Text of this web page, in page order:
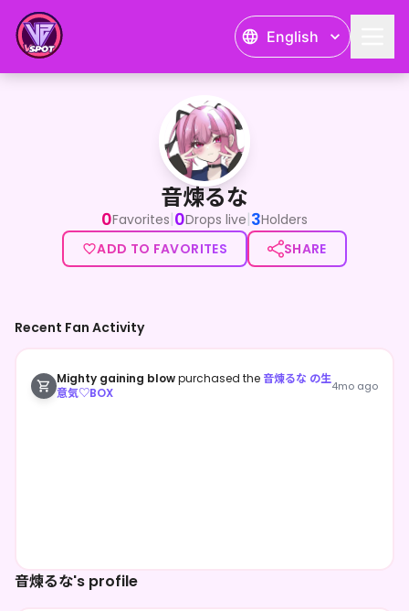
English
音煉るな
メスガキで生意気すぎるイラストレーターVTuber音煉るな
音煉るな
0Favorites|0Drops live|3Holders
ADD TO FAVORITES
SHARE
音煉るな's profile
Recent Fan Activity
Mighty gaining blowpurchased the 音煉るな の生
意気♡BOX
4mo ago